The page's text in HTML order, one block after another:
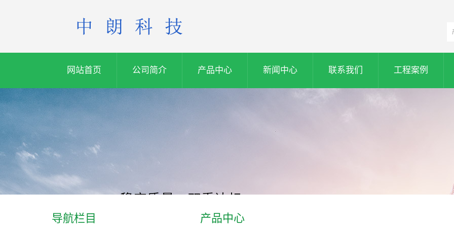
网站首页 公司简介 产品中心 新闻中心 联系我们 工程案例
产品中心
导航栏目